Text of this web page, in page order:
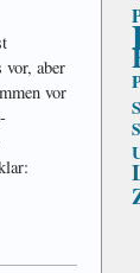
vor, aber
vor